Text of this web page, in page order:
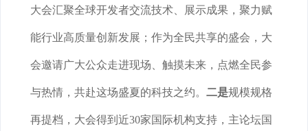
大会汇聚全球开发者交流技术、展示成果，聚力赋
能行业高质量创新发展；作为全民共享的盛会，大
会邀请广大公众走进现场、触摸未来，点燃全民参
与热情，共赴这场盛夏的科技之约。 二是规模规格
再提档，大会得到近30家国际机构支持，主论坛国